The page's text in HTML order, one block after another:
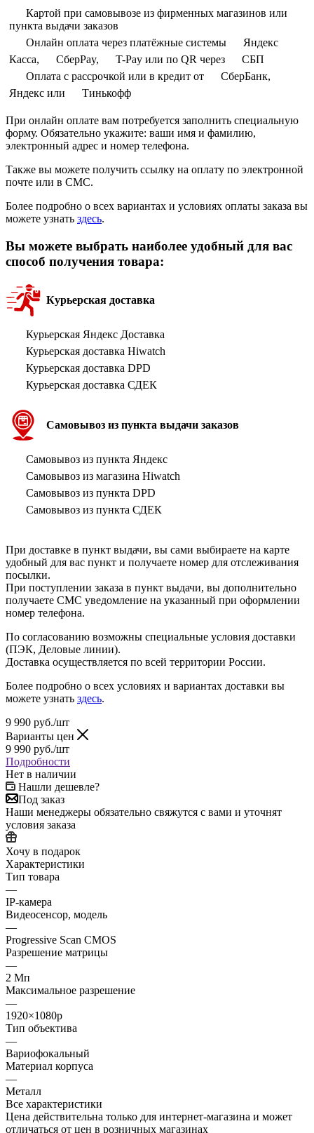
Картой при самовывозе из фирменных магазинов или
пункта выдачи заказов
Онлайн оплата через платёжные системы
Яндекс
Касса,
СберPay, T-Pay или по QR через
СБП
Оплата с рассрочкой или в кредит от
СберБанк,
Яндекс или
Тинькофф
При онлайн оплате вам потребуется заполнить специальную
форму. Обязательно укажите: ваши имя и фамилию,
электронный адрес и номер телефона.
Также вы можете получить ссылку на оплату по электронной
почте или в СМС.
Более подробно о всех вариантах и условиях оплаты заказа вы
можете узнать здесь.
Вы можете выбрать наиболее удобный для вас
способ получения товара:
Курьерская доставка
Курьерская Яндекс Доставка
Курьерская доставка Hiwatch
Курьерская доставка DPD
Курьерская доставка СДЕК
Самовывоз из пункта выдачи заказов
Самовывоз из пункта Яндекс
Самовывоз из магазина Hiwatch
Самовывоз из пункта DPD
Самовывоз из пункта СДЕК
При доставке в пункт выдачи, вы сами выбираете на карте
удобный для вас пункт и получаете номер для отслеживания
посылки.
При поступлении заказа в пункт выдачи, вы дополнительно
получаете СМС уведомление на указанный при оформлении
номер телефона.
По согласованию возможны специальные условия доставки
(ПЭК, Деловые линии).
Доставка осуществляется по всей территории России.
Более подробно о всех условиях и вариантах доставки вы
можете узнать здесь.
9 990 руб./шт
Варианты цен
9 990 руб./шт
Подробности
Нет в наличии
Нашли дешевле?
Под заказ
Наши менеджеры обязательно свяжутся с вами и уточнят
условия заказа
Хочу в подарок
Характеристики
Тип товара
—
IP-камера
Видеосенсор, модель
—
Progressive Scan CMOS
Разрешение матрицы
—
2 Мп
Максимальное разрешение
—
1920×1080p
Тип объектива
—
Вариофокальный
Материал корпуса
—
Металл
Все характеристики
Цена действительна только для интернет-магазина и может
отличаться от цен в розничных магазинах